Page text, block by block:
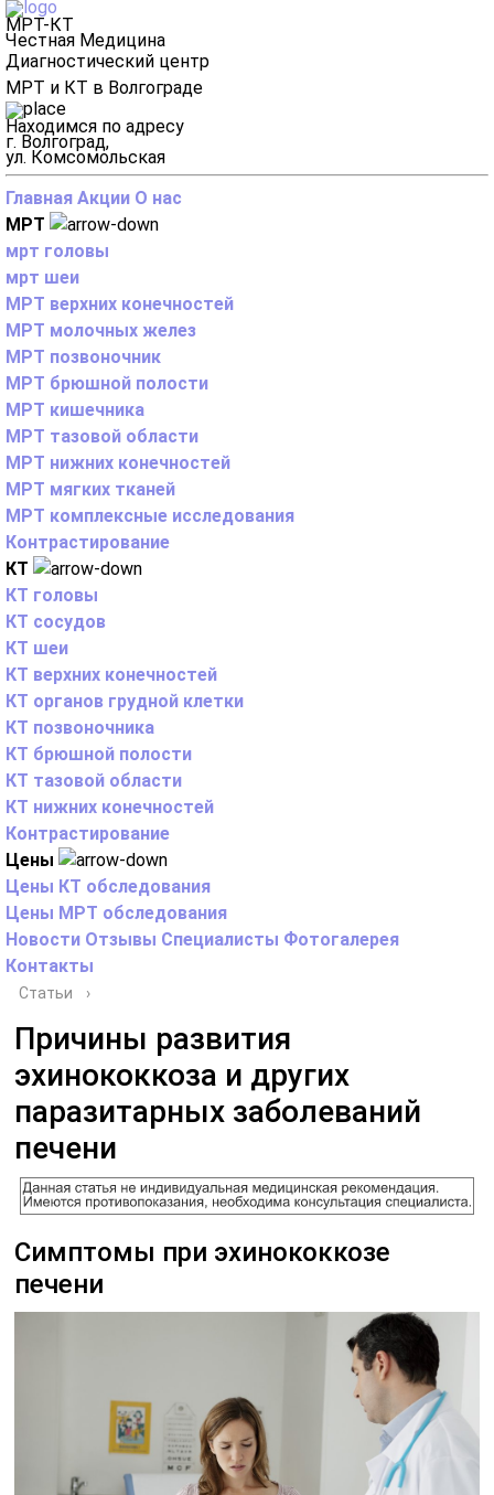
МРТ-КТ
Честная Медицина
Диагностический центр
МРТ и КТ в Волгограде
Находимся по адресу
г. Волгоград,
ул. Комсомольская
Главная Акции О нас
МРТ
мрт головы
мрт шеи
МРТ верхних конечностей
МРТ молочных желез
МРТ позвоночник
МРТ брюшной полости
МРТ кишечника
МРТ тазовой области
МРТ нижних конечностей
МРТ мягких тканей
МРТ комплексные исследования
Контрастирование
КТ
КТ головы
КТ сосудов
КТ шеи
КТ верхних конечностей
КТ органов грудной клетки
КТ позвоночника
КТ брюшной полости
КТ тазовой области
КТ нижних конечностей
Контрастирование
Цены
Цены КТ обследования
Цены МРТ обследования
Новости Отзывы Специалисты Фотогалерея
Контакты
Статьи ›
Причины развития
эхинококкоза и других
паразитарных заболеваний
печени
Симптомы при эхинококкозе
печени